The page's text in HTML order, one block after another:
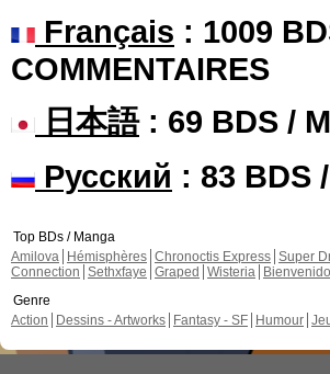
Français : 1009
COMMENTAIRES
日本語: 69 BDS /
Русский : 83 BDS
Top BDs / Manga
Amilova
Hémisphères Chronoctis Express Super
Connection Sethxfaye Graped Wisteria
Genre
Action
Dessins - Artworks Fantasy - SF Humour